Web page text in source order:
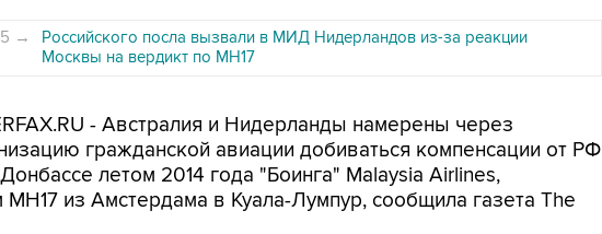
→
Российского посла вызвали в МИД Нидерландов из-за реакции
Москвы на вердикт по MH17
- Австралия и Нидерланды намерены через
гражданской авиации добиваться компенсации от РФ
летом 2014 года "Боинга" Malaysia Airlines,
из Амстердама в Куала-Лумпур, сообщила газета The